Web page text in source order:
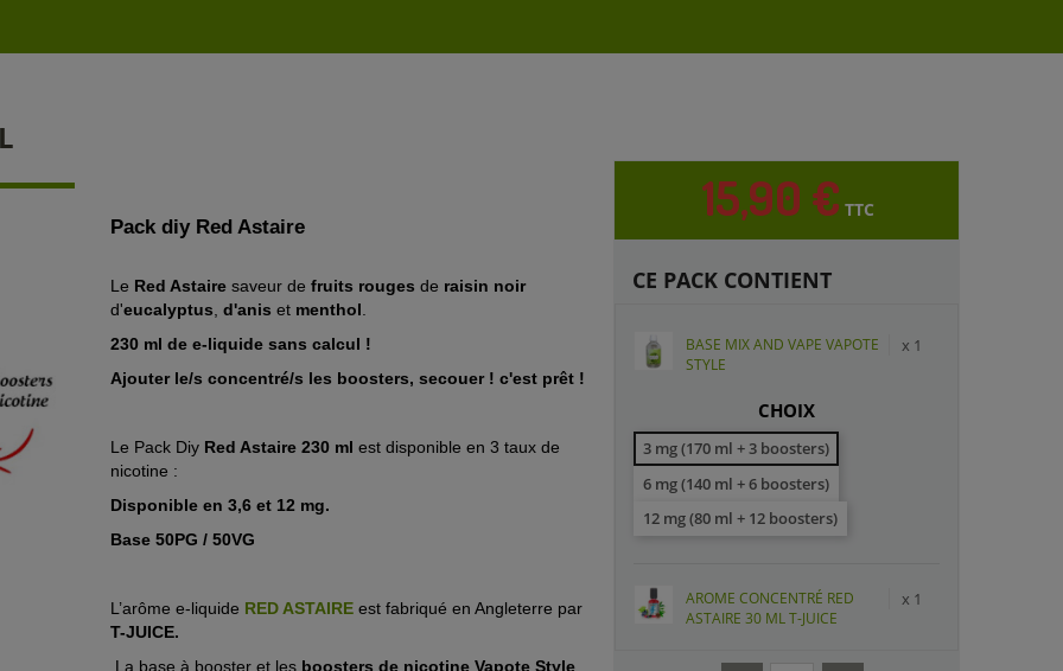
Pack diy Red Astaire
Le Red Astairesaveur de fruits rouges de raisin noir
d'eucalyptus d'anis et menthol
230 ml de e-liquide sans calcul !
Ajouterle/s concentré/s les boosters, secouer ! c'est prêt !
Le Pack Diy Red Astaire 230 ml est disponible en 3 taux de
nicotine :
Disponible en 3,6 et 12 mg.
Base 50PG / 50VG
L’arôme e-liquide RED ASTAIRE est fabriqué en Angleterre par
T-JUICE.
La base à booster et les boosters de nicotine Vapote Style
15,90 € TTC
CE PACK CONTIENT
x 1
BASE MIX AND VAPE VAPOTE
STYLE
CHOIX
3 mg (170 ml + 3 boosters)
6 mg (140 ml + 6 boosters)
12 mg (80 ml + 12 boosters)
x 1
AROME CONCENTRÉ RED
ASTAIRE 30 ML T-JUICE